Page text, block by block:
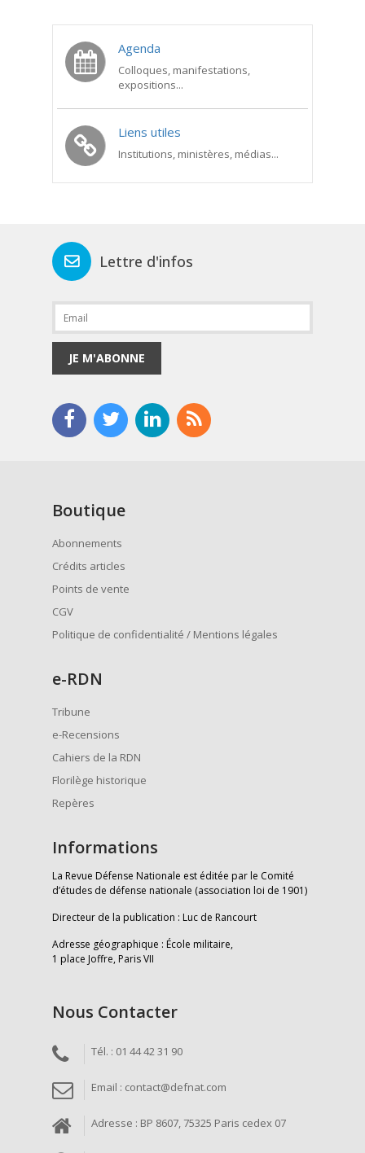
Agenda
Colloques, manifestations,
expositions...
Liens utiles
Institutions, ministères, médias...
Lettre d'infos
JE M'ABONNE
Boutique
Abonnements
Crédits articles
Points de vente
CGV
Politique de confidentialité / Mentions légales
e-RDN
Tribune
e-Recensions
Cahiers de la RDN
Florilège historique
Repères
Informations
La Revue Défense Nationale est éditée par le Comité
d’études de défense nationale (association loi de 1901)
Directeur de la publication : Luc de Rancourt
Adresse géographique : École militaire,
1 place Joffre, Paris VII
Nous Contacter
Tél. : 01 44 42 31 90
Email : contact@defnat.com
Adresse : BP 8607, 75325 Paris cedex 07